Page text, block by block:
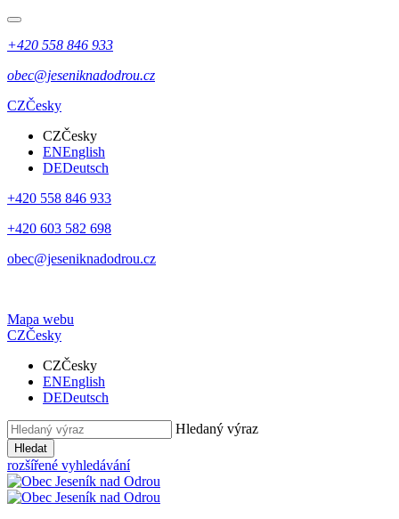
+420 558 846 933
obec@jeseniknadodrou.cz
CZČesky
CZČesky
ENEnglish
DEDeutsch
+420 558 846 933
+420 603 582 698
obec@jeseniknadodrou.cz
Mapa webu
CZČesky
CZČesky
ENEnglish
DEDeutsch
Hledaný výraz
Hledat
rozšířené vyhledávání